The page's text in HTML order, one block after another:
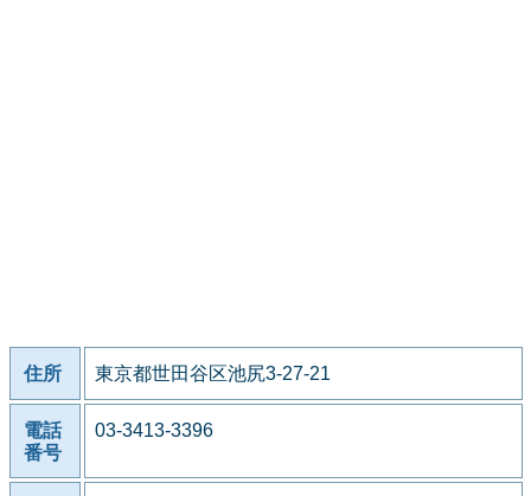
住所 東京都世田谷区池尻3-27-21
電話
番号
03-3413-3396